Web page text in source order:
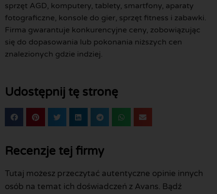
sprzęt AGD, komputery, tablety, smartfony, aparaty
fotograficzne, konsole do gier, sprzęt fitness i zabawki.
Firma gwarantuje konkurencyjne ceny, zobowiązując
się do dopasowania lub pokonania niższych cen
znalezionych gdzie indziej.
Udostępnij tę stronę
Recenzje tej firmy
Tutaj możesz przeczytać autentyczne opinie innych
osób na temat ich doświadczeń z Avans. Bądź